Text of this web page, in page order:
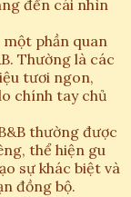
đến cái nhìn
một phần quan
Thường là các
tươi ngon,
chính tay chủ
thường được
thể hiện gu
sự khác biệt và
đồng bộ.